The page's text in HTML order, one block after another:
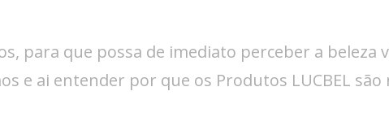
para que possa de imediato perceber a beleza
e ai entender por que os Produtos LUCBEL